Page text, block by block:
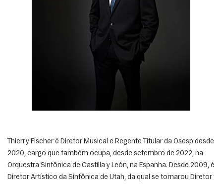
Thierry Fischer é Diretor Musical e Regente Titular da Osesp desde
2020, cargo que também ocupa, desde setembro de 2022, na
Orquestra Sinfônica de Castilla y León, na Espanha. Desde 2009, é
Diretor Artístico da Sinfônica de Utah, da qual se tornarou Diretor